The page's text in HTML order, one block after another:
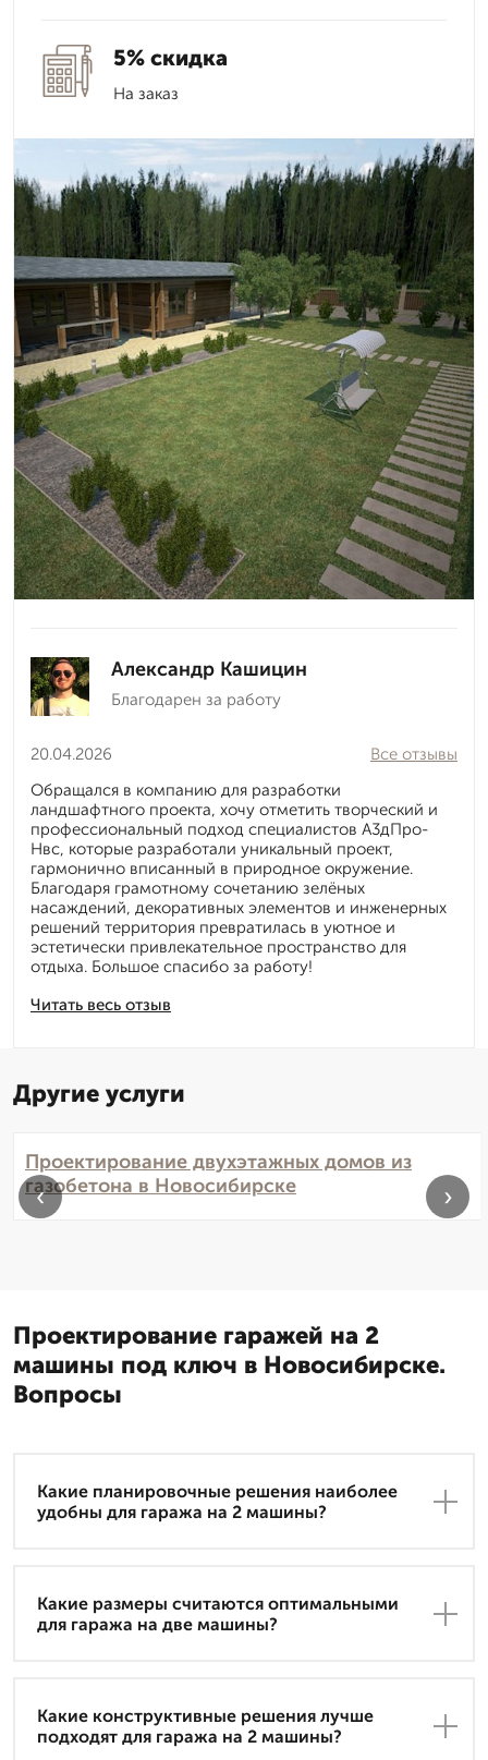
5% скидка
На заказ
Александр Кашицин
Благодарен за работу
20.04.2026
Читать весь отзыв
Все отзывы
Обращался в компанию для разработки
ландшафтного проекта, хочу отметить творческий и
профессиональный подход специалистов А3дПро-
Нвс, которые разработали уникальный проект,
гармонично вписанный в природное окружение.
Благодаря грамотному сочетанию зелёных
насаждений, декоративных элементов и инженерных
решений территория превратилась в уютное и
эстетически привлекательное пространство для
отдыха. Большое спасибо за работу!
Другие услуги
Проектирование двухэтажных домов из
газобетона в Новосибирске
‹ ›
Проектирование гаражей на 2
машины под ключ в Новосибирске.
Вопросы
Какие планировочные решения наиболее
удобны для гаража на 2 машины?
Какие размеры считаются оптимальными
для гаража на две машины?
Какие конструктивные решения лучше
подходят для гаража на 2 машины?